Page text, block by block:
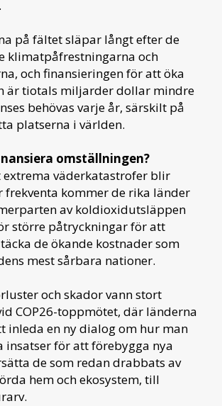
på fältet släpar långt efter de
klimatpåfrestningarna och
och finansieringen för att öka
är tiotals miljarder dollar mindre
behövas varje år, särskilt på
platserna i världen.
omställningen?
extrema väderkatastrofer blir
frekventa kommer de rika länder
av koldioxidutsläppen
större påtryckningar för att
de ökande kostnader som
mest sårbara nationer.
och skador vann stort
COP26-toppmötet, där länderna
inleda en ny dialog om hur man
insatser för att förebygga nya
de som redan drabbats av
hem och ekosystem, till